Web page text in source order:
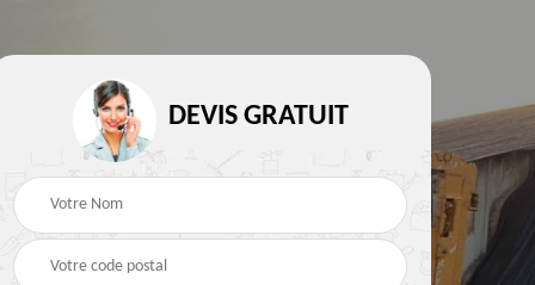
Location de bennes à
gravats 67 Bas-Rhin
Location de bennes
Tout venant 67 Bas-
DEVIS GRATUIT